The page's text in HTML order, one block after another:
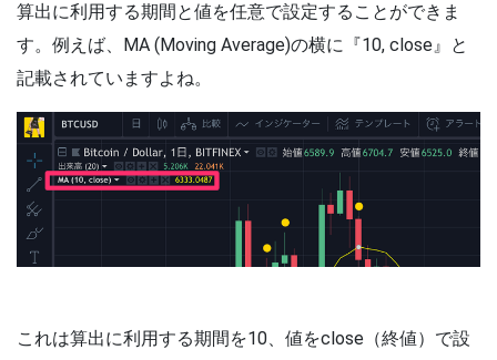
算出に利用する期間と値を任意で設定することができま
す。例えば、MA (Moving Average)の横に『10, close』と
記載されていますよね。
これは算出に利用する期間を10、値をclose（終値）で設